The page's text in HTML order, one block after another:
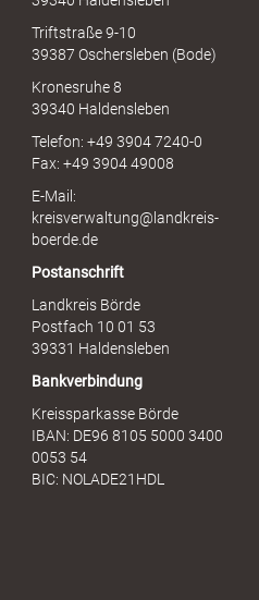
Triftstraße 9-10
39387 Oschersleben (Bode)
Kronesruhe 8
39340 Haldensleben
Telefon: +49 3904 7240-0
Fax: +49 3904 49008
E-Mail:
kreisverwaltung@landkreis-
boerde.de
Postanschrift
Landkreis Börde
Postfach 10 01 53
39331 Haldensleben
Bankverbindung
Kreissparkasse Börde
IBAN: DE96 8105 5000 3400
0053 54
BIC: NOLADE21HDL